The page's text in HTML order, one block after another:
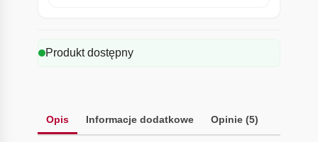
Produkt dostępny
Opis Informacje dodatkowe Opinie (5)